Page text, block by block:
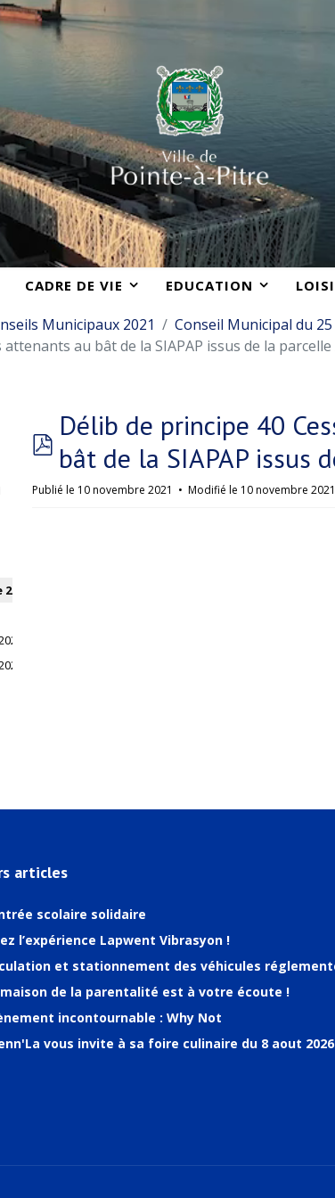
CADRE DE VIE EDUCATION
Municipaux 2021
Conseil Municipal du
au bât de la SIAPAP issus de la parcelle
pdf
Délib de principe 40
bât de la SIAPAP issus
Publié le 10 novembre 2021 Modifié le 10 novembre 2021
articles
scolaire solidaire
l’expérience Lapwent Vibrasyon !
et stationnement des véhicules
de la parentalité est à votre écoute !
incontournable : Why Not
vous invite à sa foire culinaire du 8 aout 2026